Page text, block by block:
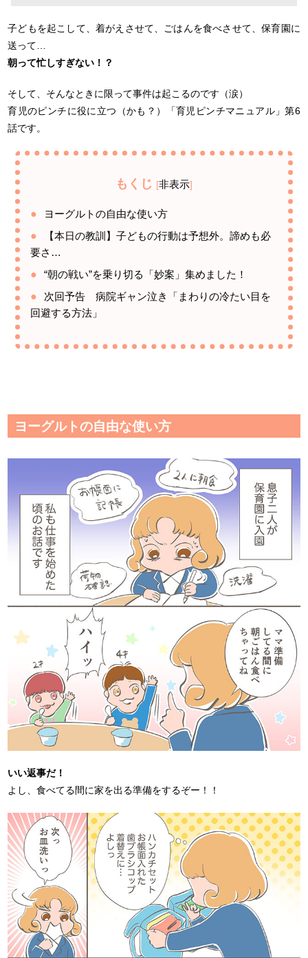
子どもを起こして、着がえさせて、ごはんを食べさせて、保育園に
送って…
朝って忙しすぎない！？
そして、そんなときに限って事件は起こるのです（涙）
育児のピンチに役に立つ（かも？）「育児ピンチマニュアル」第6
話です。
もくじ [非表示]
ヨーグルトの自由な使い方
【本日の教訓】子どもの行動は予想外。諦めも必
要さ…
“朝の戦い”を乗り切る「妙案」集めました！
次回予告 病院ギャン泣き「まわりの冷たい目を
回避する方法」
ヨーグルトの自由な使い方
いい返事だ！
よし、食べてる間に家を出る準備をするぞー！！